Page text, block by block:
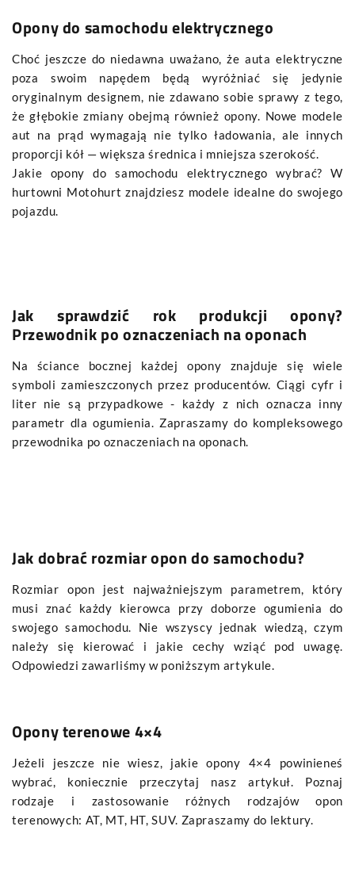
Opony do samochodu elektrycznego
Choć jeszcze do niedawna uważano, że auta elektryczne
poza swoim napędem będą wyróżniać się jedynie
oryginalnym designem, nie zdawano sobie sprawy z tego,
że głębokie zmiany obejmą również opony. Nowe modele
aut na prąd wymagają nie tylko ładowania, ale innych
proporcji kół — większa średnica i mniejsza szerokość.
Jakie opony do samochodu elektrycznego wybrać? W
hurtowni Motohurt znajdziesz modele idealne do swojego
pojazdu.
Jak sprawdzić rok produkcji opony?
Przewodnik po oznaczeniach na oponach
Na ściance bocznej każdej opony znajduje się wiele
symboli zamieszczonych przez producentów. Ciągi cyfr i
liter nie są przypadkowe - każdy z nich oznacza inny
parametr dla ogumienia. Zapraszamy do kompleksowego
przewodnika po oznaczeniach na oponach.
Jak dobrać rozmiar opon do samochodu?
Rozmiar opon jest najważniejszym parametrem, który
musi znać każdy kierowca przy doborze ogumienia do
swojego samochodu. Nie wszyscy jednak wiedzą, czym
należy się kierować i jakie cechy wziąć pod uwagę.
Odpowiedzi zawarliśmy w poniższym artykule.
Opony terenowe 4×4
Jeżeli jeszcze nie wiesz, jakie opony 4×4 powinieneś
wybrać, koniecznie przeczytaj nasz artykuł. Poznaj
rodzaje i zastosowanie różnych rodzajów opon
terenowych: AT, MT, HT, SUV. Zapraszamy do lektury.